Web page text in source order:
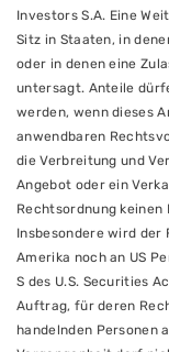
Investors S.A. Eine
Sitz in Staaten, in
oder in denen eine
untersagt. Anteile
werden, wenn dieses
anwendbaren
die Verbreitung und
Angebot oder ein
Rechtsordnung
Insbesondere wird der
Amerika noch an US
S des U.S. Securities
Auftrag, für deren
handelnden Personen